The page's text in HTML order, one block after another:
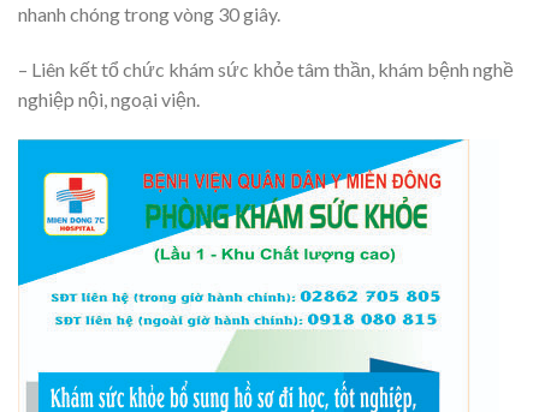
nhanh chóng trong vòng 30 giây.
– Liên kết tổ chức khám sức khỏe tâm thần, khám bệnh nghề
nghiệp nội, ngoại viện.